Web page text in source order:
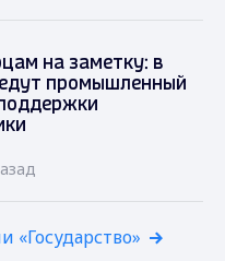
на заметку: в
промышленный
«Государство»